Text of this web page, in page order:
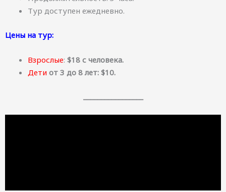
Тур доступен ежедневно.
Цены на тур:
Взрослые: $18 с человека.
Дети от 3 до 8 лет: $10.